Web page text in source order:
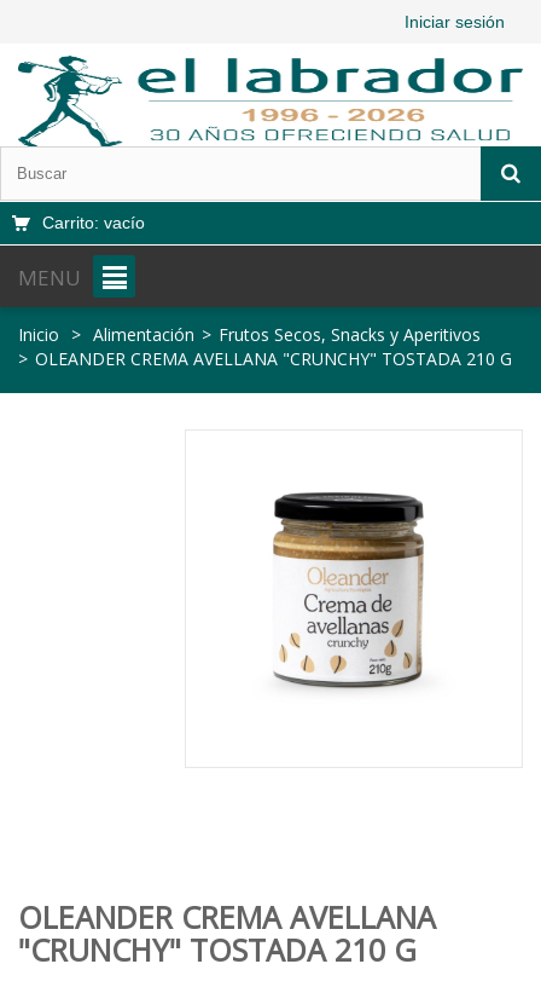
Iniciar sesión
Carrito: vacío
MENU
Inicio > Alimentación > Frutos Secos, Snacks y Aperitivos
> OLEANDER CREMA AVELLANA "CRUNCHY" TOSTADA 210 G
OLEANDER CREMA AVELLANA
"CRUNCHY" TOSTADA 210 G